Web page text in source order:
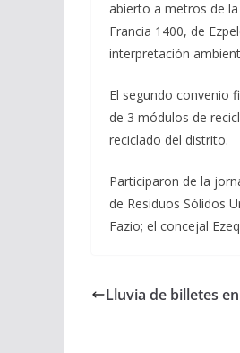
abierto a metros de la
Francia 1400, de
interpretación
El segundo convenio
de 3 módulos de
reciclado del distrito.
Participaron de la
de Residuos Sólidos
Fazio; el concejal
Lluvia de billetes